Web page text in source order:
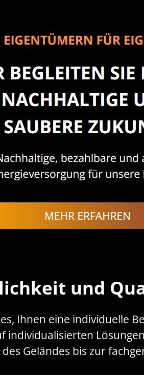
und
Ihnen eine individuelle
individualisierten
des Geländes bis zur